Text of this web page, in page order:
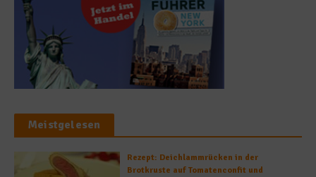
Meistgelesen
Rezept: Deichlammrücken in der
Brotkruste auf Tomatenconfit und